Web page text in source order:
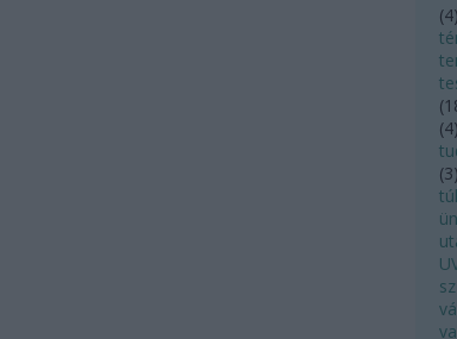
(4)
(
(4)
(3)